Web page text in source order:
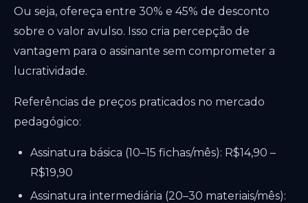
Ou seja, ofereça entre 30% e 45% de desconto
sobre o valor avulso. Isso cria percepção de
vantagem para o assinante sem comprometer a
lucratividade.
Referências de preços praticados no mercado
pedagógico:
Assinatura básica (10–15 fichas/mês): R$14,90 –
R$19,90
Assinatura intermediária (20–30 materiais/mês):